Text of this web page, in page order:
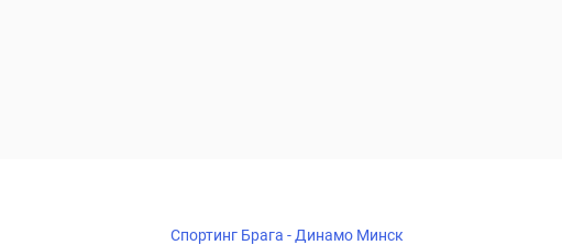
Спортинг Брага - Динамо Минск